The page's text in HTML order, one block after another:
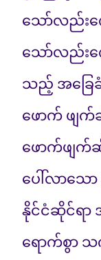
သော်လည်းက
သော်လည်း
သည့် အခြေ
ဖောက် ဖျက်
ဖောက်ဖျက်
ပေါ်လာသ
နိုင်ငံဆိုင်ရာ
ရောက်စွာ